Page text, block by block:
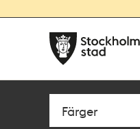
navigationen
huvudinnehållet
Sök